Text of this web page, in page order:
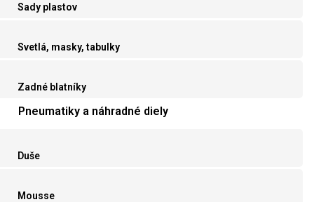
Sady plastov
Svetlá, masky, tabulky
Zadné blatníky
Pneumatiky a náhradné diely
Duše
Mousse